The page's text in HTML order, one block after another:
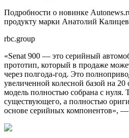
Подробности о новинке
продукту марки Анатолий
rbc.group
«Senat 900 — это серийный
прототип, который в продаже
через полгода-год. Это
увеличенной колесной базой на
модель полностью собрана с нуля.
существующего, а полностью
основе серийных компонентов», —